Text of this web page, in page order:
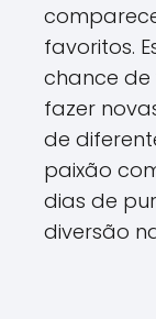
favoritos.
chance de
fazer
de
paixão
dias de
diversão